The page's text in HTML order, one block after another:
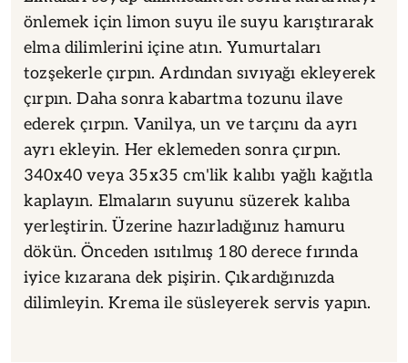
önlemek için limon suyu ile suyu karıştırarak
elma dilimlerini içine atın. Yumurtaları
tozşekerle çırpın. Ardından sıvıyağı ekleyerek
çırpın. Daha sonra kabartma tozunu ilave
ederek çırpın. Vanilya, un ve tarçını da ayrı
ayrı ekleyin. Her eklemeden sonra çırpın.
340x40 veya 35x35 cm'lik kalıbı yağlı kağıtla
kaplayın. Elmaların suyunu süzerek kalıba
yerleştirin. Üzerine hazırladığınız hamuru
dökün. Önceden ısıtılmış 180 derece fırında
iyice kızarana dek pişirin. Çıkardığınızda
dilimleyin. Krema ile süsleyerek servis yapın.